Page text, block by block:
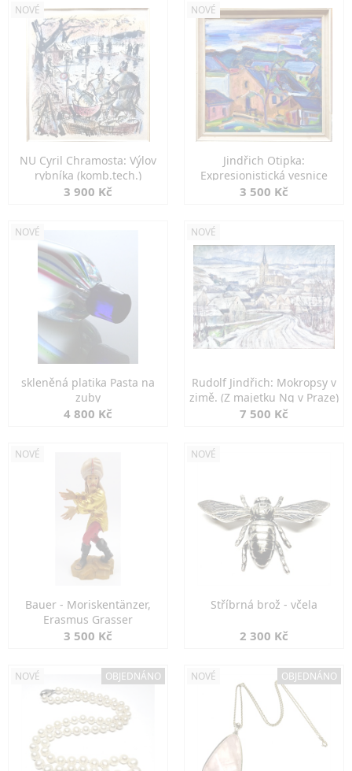
NOVÉ
NU Cyril Chramosta: Výlov
rybníka (komb.tech.)
3 900 Kč
NOVÉ
Jindřich Otipka:
Expresionistická vesnice
3 500 Kč
NOVÉ
skleněná platika Pasta na
zuby
4 800 Kč
NOVÉ
Rudolf Jindřich: Mokropsy v
zimě. (Z majetku Ng v Praze)
7 500 Kč
NOVÉ
Bauer - Moriskentänzer,
Erasmus Grasser
3 500 Kč
NOVÉ
Stříbrná brož - včela
2 300 Kč
NOVÉ OBJEDNÁNO NOVÉ OBJEDNÁNO